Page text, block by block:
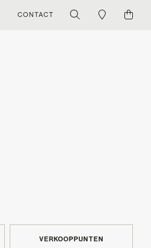
CONTACT
VERKOOPPUNTEN